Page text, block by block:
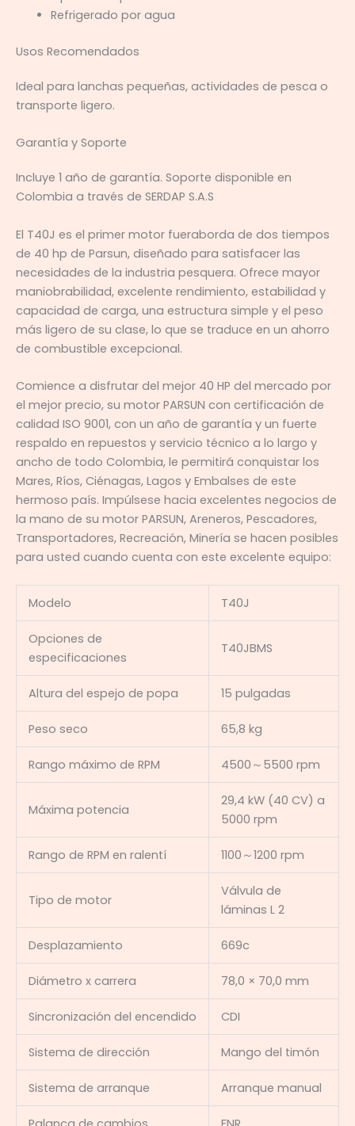
Refrigerado por agua
Usos Recomendados
Ideal para lanchas pequeñas, actividades de pesca o
transporte ligero.
Garantía y Soporte
Incluye 1 año de garantía. Soporte disponible en
Colombia a través de SERDAP S.A.S
El T40J es el primer motor fueraborda de dos tiempos
de 40 hp de Parsun, diseñado para satisfacer las
necesidades de la industria pesquera. Ofrece mayor
maniobrabilidad, excelente rendimiento, estabilidad y
capacidad de carga, una estructura simple y el peso
más ligero de su clase, lo que se traduce en un ahorro
de combustible excepcional.
Comience a disfrutar del mejor 40 HP del mercado por
el mejor precio, su motor PARSUN con certificación de
calidad ISO 9001, con un año de garantía y un fuerte
respaldo en repuestos y servicio técnico a lo largo y
ancho de todo Colombia, le permitirá conquistar los
Mares, Ríos, Ciénagas, Lagos y Embalses de este
hermoso país. Impúlsese hacia excelentes negocios de
la mano de su motor PARSUN, Areneros, Pescadores,
Transportadores, Recreación, Minería se hacen posibles
para usted cuando cuenta con este excelente equipo:
Modelo T40J
Opciones de
especificaciones
T40JBMS
Altura del espejo de popa 15 pulgadas
Peso seco 65,8 kg
Rango máximo de RPM 4500～5500 rpm
Máxima potencia
29,4 kW (40 CV) a
5000 rpm
Rango de RPM en ralentí 1100～1200 rpm
Tipo de motor
Válvula de
láminas L 2
Desplazamiento 669c
Diámetro x carrera 78,0 × 70,0 mm
Sincronización del encendido CDI
Sistema de dirección Mango del timón
Sistema de arranque Arranque manual